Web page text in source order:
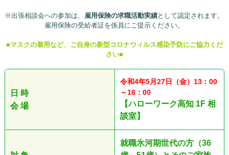
※出張相談会への参加は、 雇用保険の求職活動実績として認定されます。
雇用保険の受給者証を係員にご提示ください。
■マスクの着用など、ご自身の新型コロナウィルス感染予防にご協力くだ
さい■
日 時
会 場
令和4年5月27日（金）13：00
～16：00
【ハローワーク高知 1F 相
談室】
就職氷河期世代の方（36